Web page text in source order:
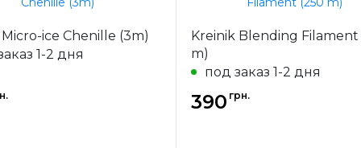
11 м.
металлизированный
производитель
Метраж
Состав
ice Chenille (3m)
1-2 дня
Kreinik Blending Filament
m)
под заказ 1-2 дня
390 грн.